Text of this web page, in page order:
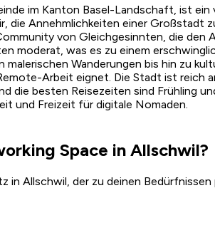
im Kanton Basel-Landschaft, ist
die Annehmlichkeiten einer Großstadt
von Gleichgesinnten, die
moderat, was es zu einem
malerischen Wanderungen bis hin zu
Arbeit eignet. Die Stadt ist reich
die besten Reisezeiten sind
und Freizeit für digitale Nomaden.
Space in Allschwil?
in Allschwil, der zu deinen